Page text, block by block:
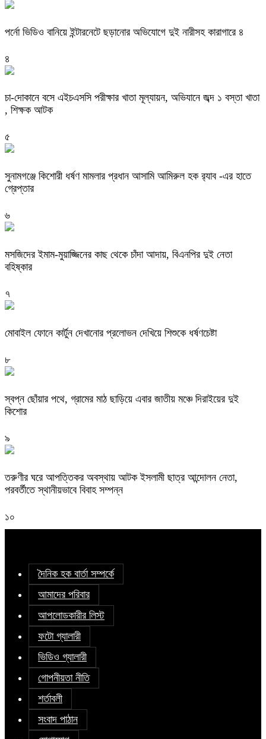
পর্নো ভিডিও বানিয়ে ইন্টারনেটে ছড়ানোর অভিযোগে দুই নারীসহ কারাগারে ৪
৪
চা-দোকানে বসে এইচএসসি পরীক্ষার খাতা মূল্যায়ন, অভিযানে জব্দ ১ বস্তা খাতা
, শিক্ষক আটক
৫
‎সুনামগঞ্জে কিশোরী ধর্ষণ মামলার প্রধান আসামি আমিরুল হক র‌্যাব -এর হাতে
গ্রেপ্তার
৬
মসজিদের ইমাম-মুয়াজ্জিনের কাছ থেকে চাঁদা আদায়, বিএনপির দুই নেতা
বহিষ্কার
৭
মোবাইল ফোনে কার্টুন দেখানোর প্রলোভন দেখিয়ে শিশুকে ধর্ষণচেষ্টা
৮
স্বপ্ন ছোঁয়ার পথে, গ্রামের মাঠ ছাড়িয়ে এবার জাতীয় মঞ্চে দিরাইয়ের দুই
কিশোর
৯
তরুণীর ঘরে আপত্তিকর অবস্থায় আটক ইসলামী ছাত্র আন্দোলন নেতা,
পরবর্তীতে স্থানীয়ভাবে বিবাহ সম্পন্ন
১০
দৈনিক হক বার্তা সম্পর্কে
আমাদের পরিবার
আপলোডকারীর লিস্ট
ফটো গ্যালারী
ভিডিও গ্যালারী
গোপনীয়তা নীতি
শর্তাবলী
সংবাদ পাঠান